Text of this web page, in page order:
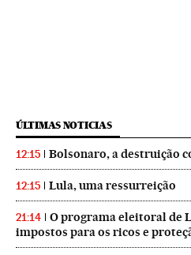
ÚLTIMAS NOTICIAS
12:15 Bolsonaro, a destruição
12:15 Lula, uma ressurreição
21:14
O programa eleitoral de
impostos para os ricos e